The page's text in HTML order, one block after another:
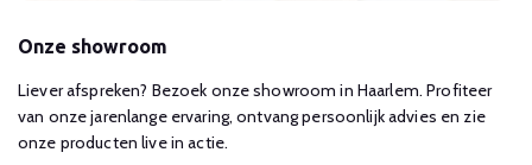
Onze showroom
Liever afspreken? Bezoek onze showroom in Haarlem. Profiteer
van onze jarenlange ervaring, ontvang persoonlijk advies en zie
onze producten live in actie.